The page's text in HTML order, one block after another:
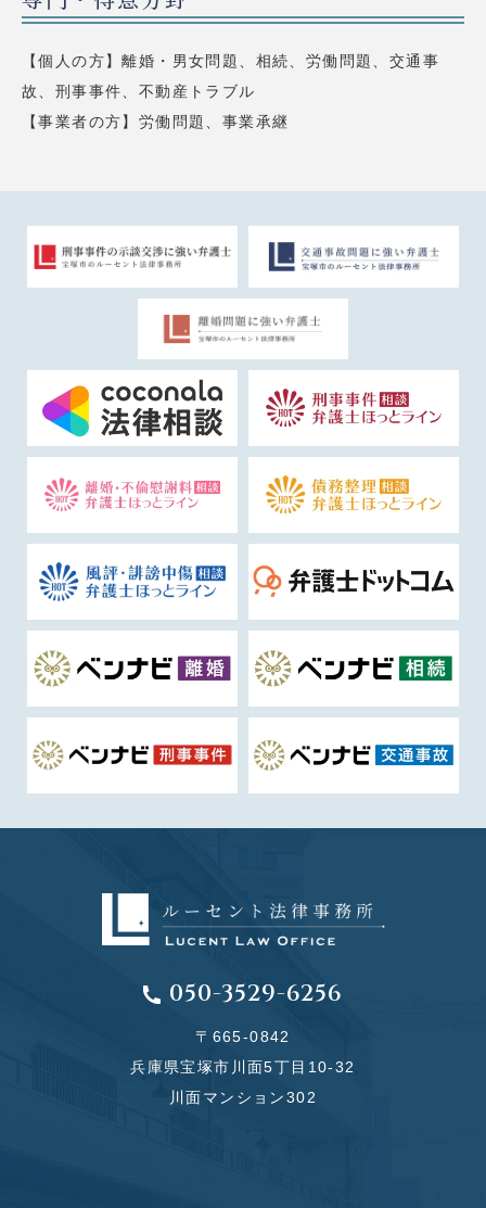
【個人の方】離婚・男女問題、相続、労働問題、交通事
故、刑事事件、不動産トラブル
【事業者の方】労働問題、事業承継
050-3529-6256
〒665-0842
兵庫県宝塚市川面5丁目10-32
川面マンション302